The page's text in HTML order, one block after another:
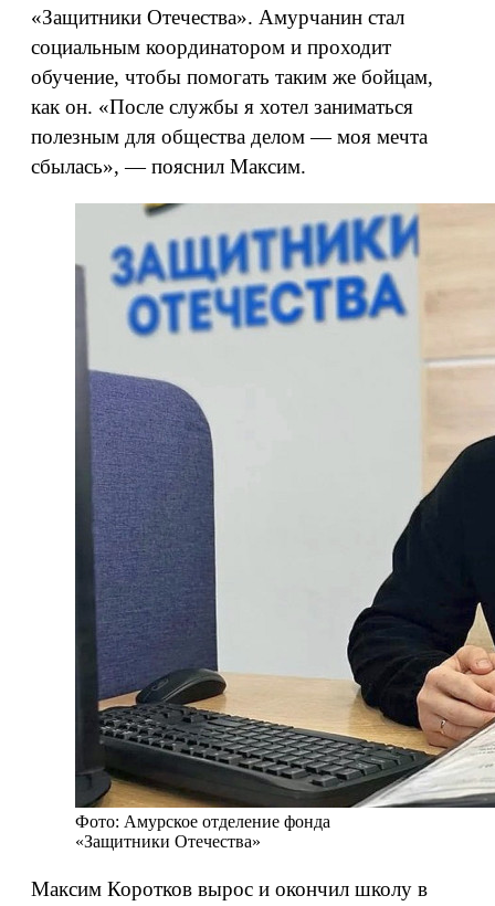
«Защитники Отечества». Амурчанин стал
социальным координатором и проходит
обучение, чтобы помогать таким же бойцам,
как он. «После службы я хотел заниматься
полезным для общества делом — моя мечта
сбылась», — пояснил Максим.
Фото: Амурское отделение фонда
«Защитники Отечества»
Максим Коротков вырос и окончил школу в